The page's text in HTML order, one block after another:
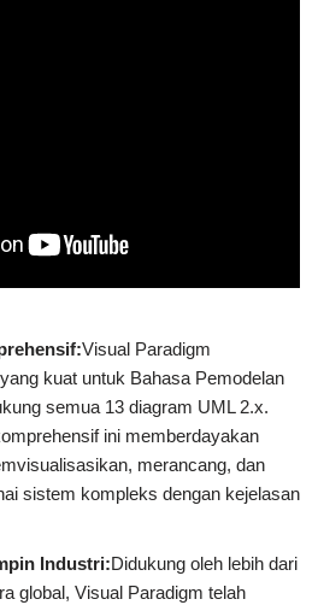
Visual Paradigm
kuat untuk Bahasa Pemodelan
semua 13 diagram UML 2.x.
ini memberdayakan
merancang, dan
sistem kompleks dengan kejelasan
Industri:Didukung oleh lebih dari
global, Visual Paradigm telah